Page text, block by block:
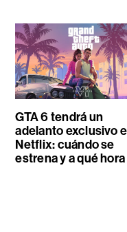
GTA 6 tendrá un
adelanto exclusivo
Netflix: cuándo se
estrena y a qué hora